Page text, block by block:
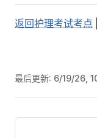
返回护理考试考点
最后更新: 6/19/26,
Pager